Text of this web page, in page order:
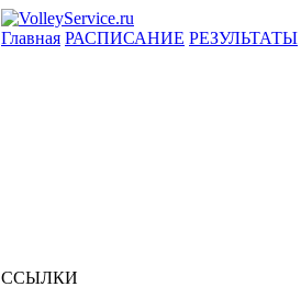
Главная РАСПИСАНИЕ РЕЗУЛЬТАТЫ
ССЫЛКИ